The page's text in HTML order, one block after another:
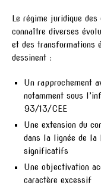
Le régime juridique des
connaître diverses
et des transformations
dessinent :
Un rapprochement
notamment sous
93/13/CEE
Une extension du
dans la lignée de la
significatifs
Une objectivation
caractère excessif